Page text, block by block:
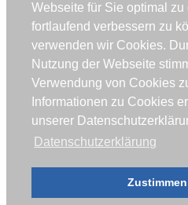
Webseite für Sie optimal zu
fortlaufend verbessern zu
verwenden wir Cookies.
Nutzung der Webseite
Verwendung von Cookies
Informationen zu Cookies
unserer
Datenschutzerklärung
Zustimmen